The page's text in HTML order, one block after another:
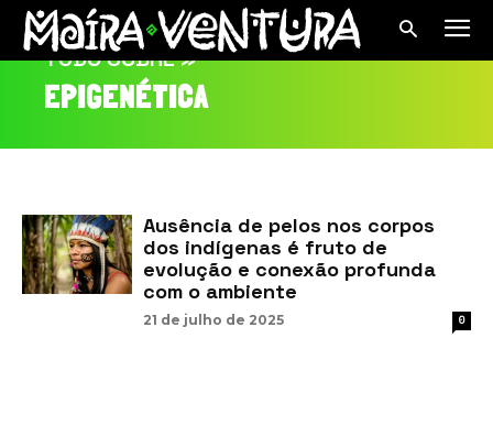
TUDO SOBRE »
EPIGENÉTICA
Ausência de pelos nos corpos
dos indígenas é fruto de
evolução e conexão profunda
com o ambiente
21 de julho de 2025 0